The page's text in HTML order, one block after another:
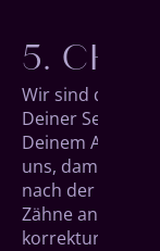
Wir sind den
Deiner Seite.
Deinem Aligner
uns, damit wir
nach der letzten
Zähne an, um
korrektur zu